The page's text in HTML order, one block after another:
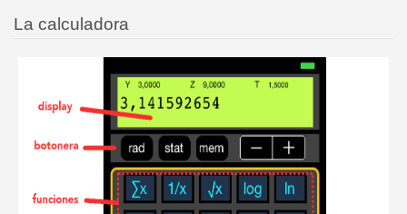
La calculadora